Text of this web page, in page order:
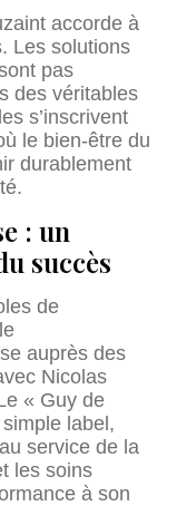
accorde à
Les solutions
pas
des véritables
s’inscrivent
le bien-être du
durablement
: un
succès
de
auprès des
Nicolas
« Guy de
label,
service de la
les soins
à son